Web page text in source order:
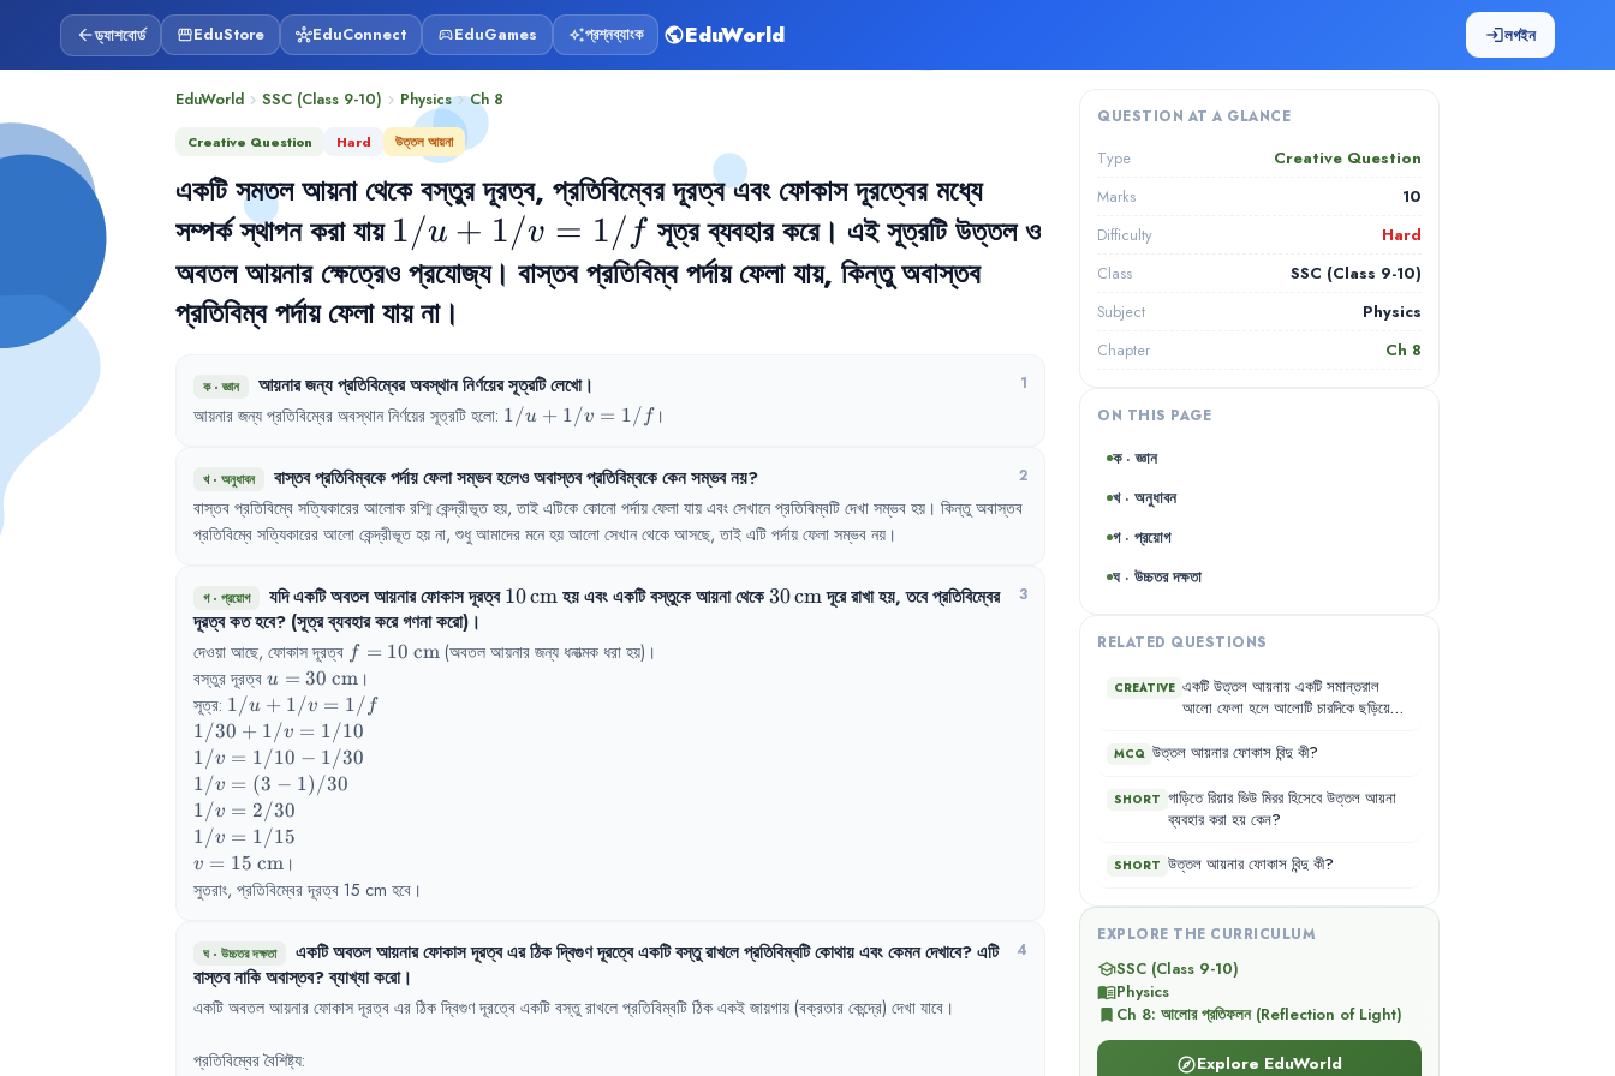
arrow_backড্যাশবোর্ড storefrontEduStore hubEduConnect sports_esportsEduGames auto_awesomeপ্রশ্নব্যাংক publicEduWorld loginলগইন
EduWorld chevron_right SSC (Class 9-10) chevron_right Physicschevron_rightCh 8
Creative Question Hard উত্তল আয়না
একটি সমতল আয়না থেকে বস্তুর দূরত্ব, প্রতিবিম্বের দূরত্ব এবং ফোকাস দূরত্বের মধ্যে
সম্পর্ক স্থাপন করা যায় 1/u
+
1/v
1/f
1/u + 1/v = 1/ f সূত্র ব্যবহার করে। এই সূত্রটি উত্তল ও
অবতল আয়নার ক্ষেত্রেও প্রযোজ্য। বাস্তব প্রতিবিম্ব পর্দায় ফেলা যায়, কিন্তু অবাস্তব
প্রতিবিম্ব পর্দায় ফেলা যায় না।
ক·জ্ঞান আয়নারজন্যপ্রতিবিম্বেরঅবস্থাননির্ণয়েরসূত্রটিলেখো। 1
আয়নার জন্য প্রতিবিম্বের অবস্থান নির্ণয়ের সূত্রটি হলো: 1/u
=
1/f
1/u + 1/v = 1/ f।
খ· অনুধাবন বাস্তবপ্রতিবিম্বকেপর্দায়ফেলাসম্ভবহলেওঅবাস্তবপ্রতিবিম্বকেকেনসম্ভবনয়? 2
বাস্তব প্রতিবিম্বে সত্যিকারের আলোক রশ্মি কেন্দ্রীভূত হয়, তাই এটিকে কোনো পর্দায় ফেলা যায় এবং সেখানে প্রতিবিম্বটি দেখা সম্ভব হয় । কিন্তু অবাস্তব
প্রতিবিম্বে সত্যিকারের আলো কেন্দ্রীভূত হয় না, শুধু আমাদের মনে হয় আলো সেখান থেকে আসছে, তাই এটি পর্দায় ফেলা সম্ভব নয় ।
গ· প্রয়োগ যদিএকটিঅবতলআয়নারফোকাসদূরত্ব 10\,\text{cm}
10cmহয়এবংএকটিবস্তুকেআয়নাথেকে30\,\text{cm}
30cmদূরেরাখাহয়, তবেপ্রতিবিম্বের
দূরত্বকতহবে? (সূত্রব্যবহারকরেগণনাকরো) ।
3
দেওয়া আছে, ফোকাস দূরত্ব f = 10
\text{
cm}
f = 10 cm (অবতল আয়নার জন্য ধনাত্মক ধরা হয়)।
বস্তুর দূরত্ব u = 30
\text{
cm}
u = 30 cm ।
সূত্র: 1/u
+
1/v
=
1/f
1/u + 1/v = 1/ f
1/30
+
1/v
=
1/10
1/30 + 1/v = 1/10
1/v
=
1/10
-
1/30
1/v = 1/10 − 1/30
1/v
=
(3 -
1) /
1/v = (3 − 1) /30
1/v
= 2
/ 30
1/v = 2/30
1/v
= 1
/ 15
1/v = 1/15
v = 15
\text{
v = 15 cm ।
সুতরাং, প্রতিবিম্বের দূরত্ব 15 cm হবে।
ঘ· উচ্চতর দক্ষতা একটিঅবতলআয়নারফোকাসদূরত্বএরঠিকদ্বিগুণদূরত্বেএকটিবস্তুরাখলেপ্রতিবিম্বটিকোথায়এবংকেমনদেখাবে?এটি
বাস্তবনাকিঅবাস্তব?ব্যাখ্যাকরো।
4
একটি অবতল আয়নার ফোকাস দূরত্ব এর ঠিক দ্বিগুণ দূরত্বে একটি বস্তু রাখলে প্রতিবিম্বটি ঠিক একই জায়গায় (বক্রতার কেন্দ্রে) দেখা যাবে ।
প্রতিবিম্বের বৈশিষ্ট্য:
QUESTION AT A GLANCE
Type Creative Question
Marks 10
Difficulty Hard
Class SSC (Class 9-10)
Subject Physics
Chapter Ch 8
ON THIS PAGE
ক · জ্ঞান
খ · অনুধাবন
গ · প্রয়োগ
ঘ · উচ্চতর দক্ষতা
RELATED QUESTIONS
CREATIVE একটি উত্তল আয়নায় একটি সমান্তরাল
আলো ফেলা হলে আলোটি চারদিকে ছড়িয়ে
আয়নাটি যে গোলকের অংশ
বিন্দু থেকে ছড়িয়ে গেছে। ঐ বিন্দুটিকে বলে
ফোকাস বিন্দু। উত্তল
বিন্দু।
MCQ উত্তল আয়নার ফোকাস বিন্দু কী?
SHORT গাড়িতে রিয়ার ভিউ মিরর হিসেবে উত্তল আয়না
ব্যবহার করা হয় কেন?
SHORT উত্তল আয়নার ফোকাস বিন্দু কী?
EXPLORE THE CURRICULUM
schoolSSC (Class 9-10)
menu_bookPhysics
bookmark Ch 8: আলোর প্রতিফলন (Reflection of Light)
exploreExplore EduWorld